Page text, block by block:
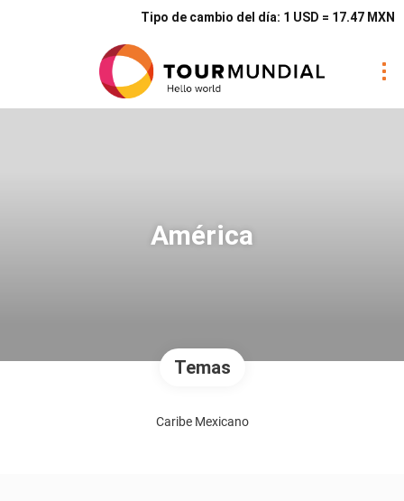
Tipo de cambio del día: 1 USD = 17.47 MXN
América
Temas
Caribe Mexicano